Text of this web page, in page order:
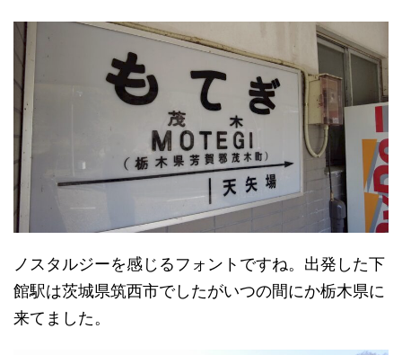
ノスタルジーを感じるフォントですね。出発した下
館駅は茨城県筑西市でしたがいつの間にか栃木県に
来てました。